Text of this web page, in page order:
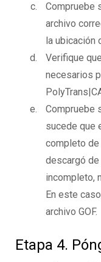
Compruebe
archivo
la ubicación
Verifique
necesarios
Compruebe
sucede que
completo de
descargó de
incompleto,
En este
archivo GOF.
Etapa 4.